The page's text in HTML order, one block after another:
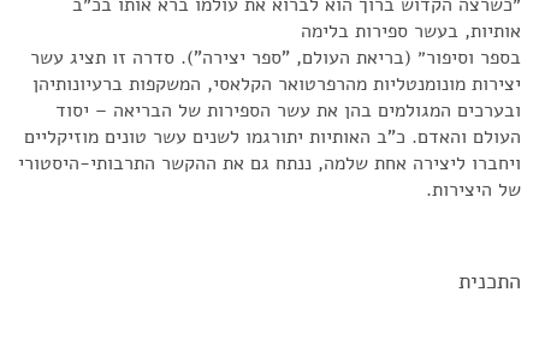
אותיות, בעשר ספירות בלימה
בספר וסיפור״ (בריאת העולם, "ספר יצירה"). סדרה זו תציג עשר
יצירות מונומנטליות מהרפרטואר הקלאסי, המשקפות ברעיונותיהן
ובערכים המגולמים בהן את עשר הספירות של הבריאה – יסוד
העולם והאדם. כ"ב האותיות יתורגמו לשנים עשר טונים מוזיקליים
ויחברו ליצירה אחת שלמה, ננתח גם את ההקשר התרבותי-היסטורי
של היצירות.
התכנית